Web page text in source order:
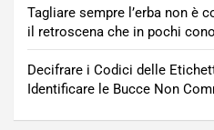
Tagliare sempre l’erba non è
il retroscena che in pochi
Decifrare i Codici delle
Identificare le Bucce Non